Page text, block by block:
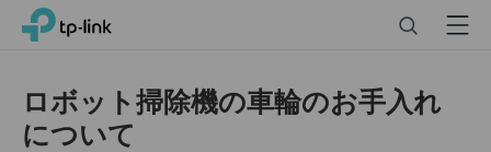
Click
navigation
TP-Link, Reliably Smart Menu
ロボット掃除機の車輪のお手入れ
について